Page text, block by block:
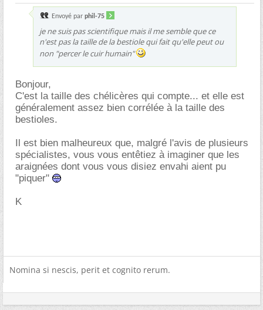
Envoyé par phil-75
je ne suis pas scientifique mais il me semble que ce
n'est pas la taille de la bestiole qui fait qu'elle peut ou
non "percer le cuir humain"
Bonjour,
C'est la taille des chélicères qui compte... et elle est
généralement assez bien corrélée à la taille des
bestioles.
Il est bien malheureux que, malgré l'avis de plusieurs
spécialistes, vous vous entêtiez à imaginer que les
araignées dont vous vous disiez envahi aient pu
"piquer"
K
Nomina si nescis, perit et cognito rerum.